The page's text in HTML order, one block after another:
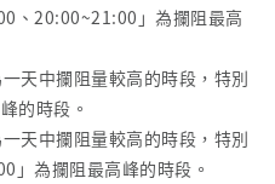
、20:00~21:00」為攔阻最高
天中攔阻量較高的時段，特別
的時段。
天中攔阻量較高的時段，特別
為攔阻最高峰的時段。